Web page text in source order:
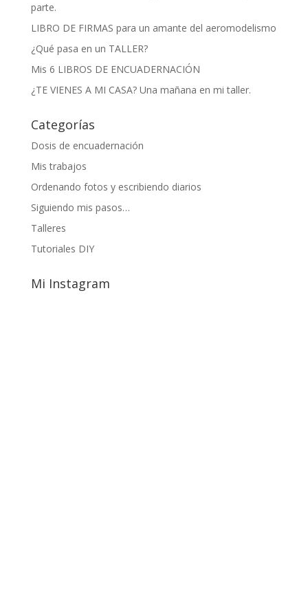
parte.
LIBRO DE FIRMAS para un amante del aeromodelismo
¿Qué pasa en un TALLER?
Mis 6 LIBROS DE ENCUADERNACIÓN
¿TE VIENES A MI CASA? Una mañana en mi taller.
Categorías
Dosis de encuadernación
Mis trabajos
Ordenando fotos y escribiendo diarios
Siguiendo mis pasos…
Talleres
Tutoriales DIY
Mi Instagram